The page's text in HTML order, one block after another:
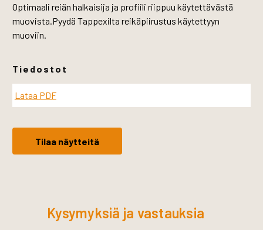
Optimaali reiän halkaisija ja profiili riippuu käytettävästä
muovista.Pyydä Tappexilta reikäpiirustus käytettyyn
muoviin.
Tiedostot
Lataa PDF
Tilaa näytteitä
Kysymyksiä ja vastauksia